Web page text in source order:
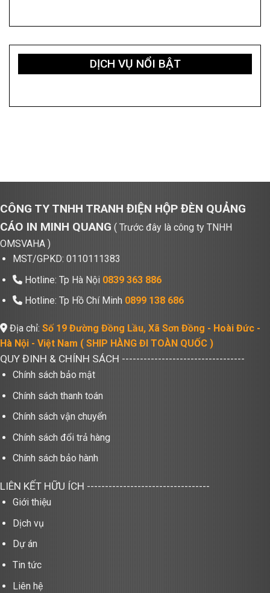
DỊCH VỤ NỔI BẬT
CÔNG TY TNHH TRANH ĐIỆN HỘP ĐÈN QUẢNG
CÁO IN MINH QUANG ( Trước đây là công ty TNHH
OMSVAHA )
MST/GPKD: 0110111383
Hotline: Tp Hà Nội 0839 363 886
Hotline: Tp Hồ Chí Minh 0899 138 686
Địa chỉ: Số 19 Đường Đồng Lầu, Xã Sơn Đồng - Hoài Đức -
Hà Nội - Việt Nam ( SHIP HÀNG ĐI TOÀN QUỐC )
QUY ĐINH & CHÍNH SÁCH ----------------------------------
Chính sách bảo mật
Chính sách thanh toán
Chính sách vận chuyển
Chính sách đổi trả hàng
Chính sách bảo hành
LIÊN KẾT HỮU ÍCH ----------------------------------
Giới thiệu
Dịch vụ
Dự án
Tin tức
Liên hệ